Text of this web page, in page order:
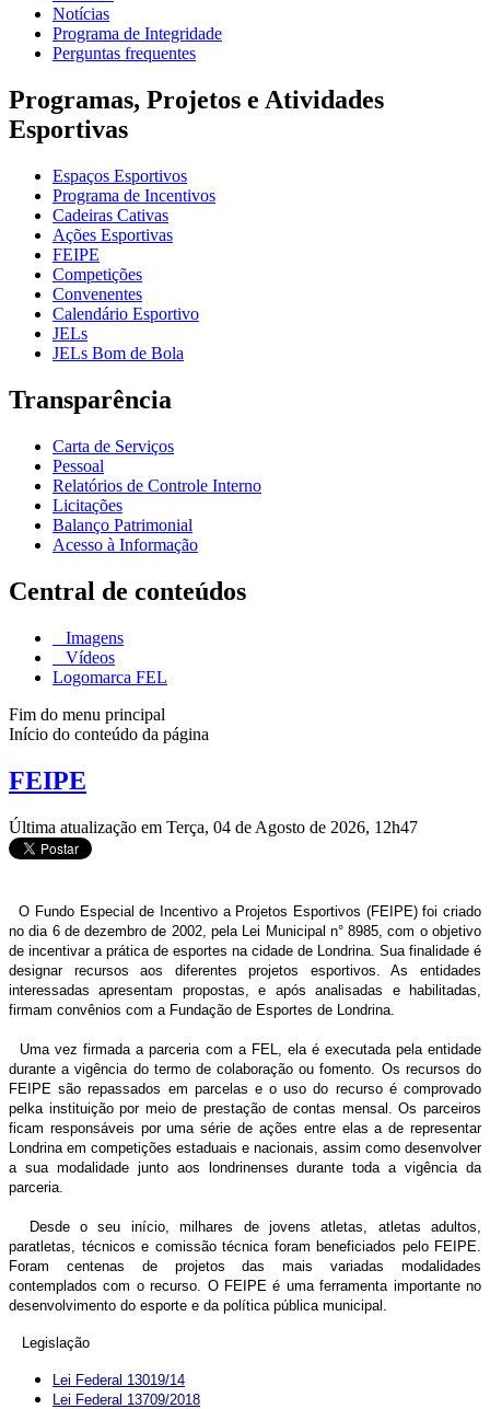
Notícias
Programa de Integridade
Perguntas frequentes
Programas, Projetos e Atividades
Esportivas
Espaços Esportivos
Programa de Incentivos
Cadeiras Cativas
Ações Esportivas
FEIPE
Competições
Convenentes
Calendário Esportivo
JELs
JELs Bom de Bola
Transparência
Carta de Serviços
Pessoal
Relatórios de Controle Interno
Licitações
Balanço Patrimonial
Acesso à Informação
Central de conteúdos
Imagens
Vídeos
Logomarca FEL
Fim do menu principal
Início do conteúdo da página
FEIPE
Última atualização em Terça, 04 de Agosto de 2026, 12h47
O Fundo Especial de Incentivo a Projetos Esportivos (FEIPE) foi criado
no dia 6 de dezembro de 2002, pela Lei Municipal n° 8985, com o objetivo
de incentivar a prática de esportes na cidade de Londrina. Sua finalidade é
designar recursos aos diferentes projetos esportivos. As entidades
interessadas apresentam propostas, e após analisadas e habilitadas,
firmam convênios com a Fundação de Esportes de Londrina.
Uma vez firmada a parceria com a FEL, ela é executada pela entidade
durante a vigência do termo de colaboração ou fomento. Os recursos do
FEIPE são repassados em parcelas e o uso do recurso é comprovado
pelka instituição por meio de prestação de contas mensal. Os parceiros
ficam responsáveis por uma série de ações entre elas a de representar
Londrina em competições estaduais e nacionais, assim como desenvolver
a sua modalidade junto aos londrinenses durante toda a vigência da
parceria.
Desde o seu início, milhares de jovens atletas, atletas adultos,
paratletas, técnicos e comissão técnica foram beneficiados pelo FEIPE.
Foram centenas de projetos das mais variadas modalidades
contemplados com o recurso. O FEIPE é uma ferramenta importante no
desenvolvimento do esporte e da política pública municipal.
Legislação
Lei Federal 13019/14
Lei Federal 13709/2018